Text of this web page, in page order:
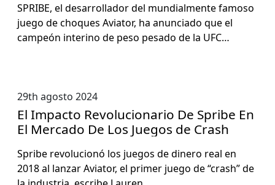
SPRIBE, el desar­rol­lador del mundial­mente famoso
juego de choques Avi­a­tor, ha anun­ci­a­do que el
campeón interi­no de peso pesa­do de la UFC…
29th agosto 2024
El Impacto Revolucionario De Spribe En
El Mercado De Los Juegos de Crash
Spribe rev­olu­cionó los jue­gos de dinero real en
2018 al lan­zar Avi­a­tor, el primer juego de “crash” de